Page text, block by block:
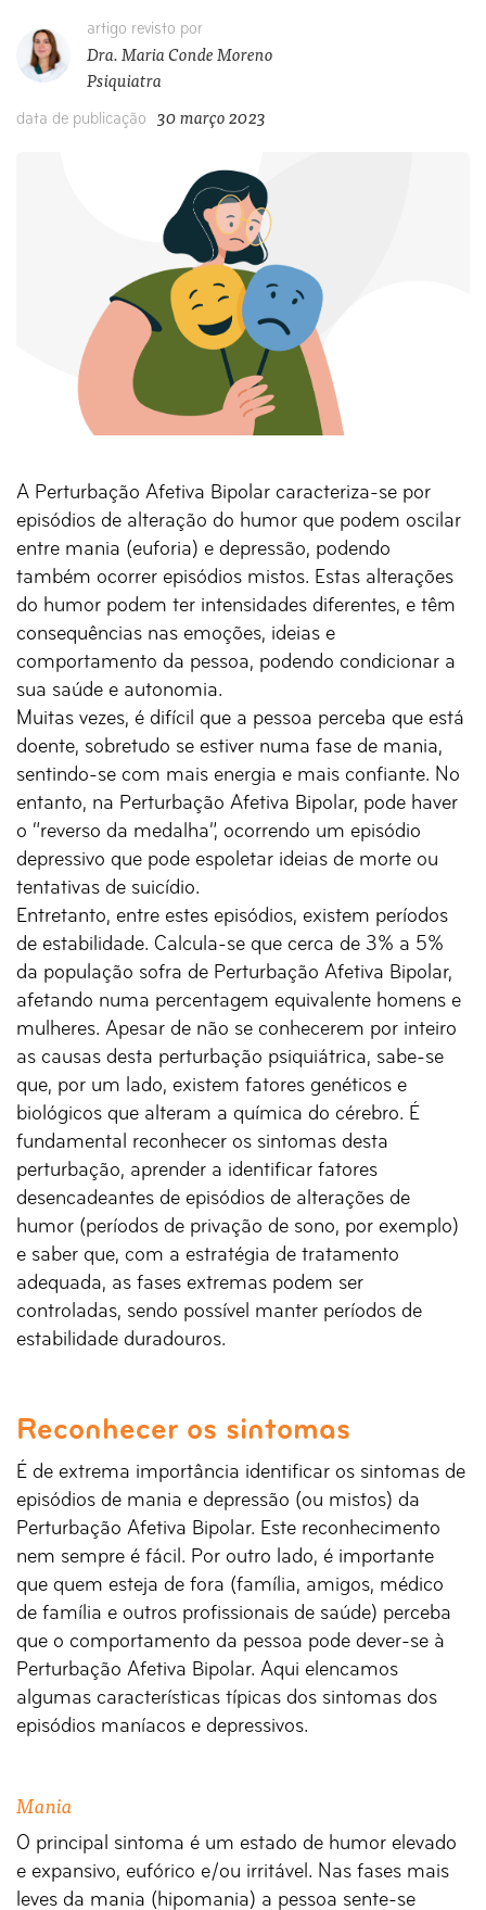
data de publicação 30 março 2023
artigo revisto por
Dra. Maria Conde Moreno
Psiquiatra
A Perturbação Afetiva Bipolar caracteriza-se por
episódios de alteração do humor que podem oscilar
entre mania (euforia) e depressão, podendo
também ocorrer episódios mistos. Estas alterações
do humor podem ter intensidades diferentes, e têm
consequências nas emoções, ideias e
comportamento da pessoa, podendo condicionar a
sua saúde e autonomia.
Muitas vezes, é difícil que a pessoa perceba que está
doente, sobretudo se estiver numa fase de mania,
sentindo-se com mais energia e mais confiante. No
entanto, na Perturbação Afetiva Bipolar, pode haver
o “reverso da medalha”, ocorrendo um episódio
depressivo que pode espoletar ideias de morte ou
tentativas de suicídio.
Entretanto, entre estes episódios, existem períodos
de estabilidade. Calcula-se que cerca de 3% a 5%
da população sofra de Perturbação Afetiva Bipolar,
afetando numa percentagem equivalente homens e
mulheres. Apesar de não se conhecerem por inteiro
as causas desta perturbação psiquiátrica, sabe-se
que, por um lado, existem fatores genéticos e
biológicos que alteram a química do cérebro. É
fundamental reconhecer os sintomas desta
perturbação, aprender a identificar fatores
desencadeantes de episódios de alterações de
humor (períodos de privação de sono, por exemplo)
e saber que, com a estratégia de tratamento
adequada, as fases extremas podem ser
controladas, sendo possível manter períodos de
estabilidade duradouros.
Reconhecer os sintomas
É de extrema importância identificar os sintomas de
episódios de mania e depressão (ou mistos) da
Perturbação Afetiva Bipolar. Este reconhecimento
nem sempre é fácil. Por outro lado, é importante
que quem esteja de fora (família, amigos, médico
de família e outros profissionais de saúde) perceba
que o comportamento da pessoa pode dever-se à
Perturbação Afetiva Bipolar. Aqui elencamos
algumas características típicas dos sintomas dos
episódios maníacos e depressivos.
Mania
O principal sintoma é um estado de humor elevado
e expansivo, eufórico e/ou irritável. Nas fases mais
leves da mania (hipomania) a pessoa sente-se